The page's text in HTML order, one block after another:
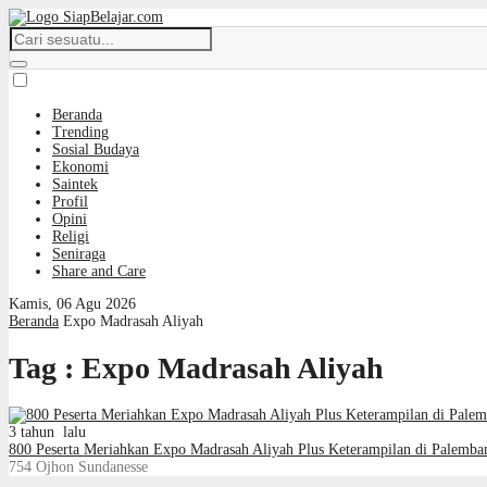
Beranda
Trending
Sosial Budaya
Ekonomi
Saintek
Profil
Opini
Religi
Seniraga
Share and Care
Kamis, 06 Agu 2026
Beranda Expo Madrasah Aliyah
Tag : Expo Madrasah Aliyah
3 tahun lalu
800 Peserta Meriahkan Expo Madrasah Aliyah Plus Keterampilan di
754 Ojhon Sundanesse